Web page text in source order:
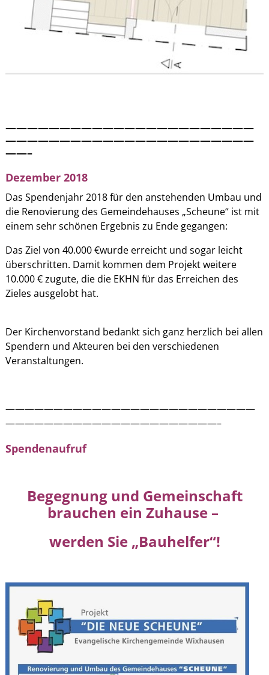
———————————————————————
———————————————————————
——–
Dezember 2018
Das Spendenjahr 2018 für den anstehenden Umbau und
die Renovierung des Gemeindehauses „Scheune“ ist mit
einem sehr schönen Ergebnis zu Ende gegangen:
Das Ziel von 40.000 €wurde erreicht und sogar leicht
überschritten. Damit kommen dem Projekt weitere
10.000 € zugute, die die EKHN für das Erreichen des
Zieles ausgelobt hat.
Der Kirchenvorstand bedankt sich ganz herzlich bei allen
Spendern und Akteuren bei den verschiedenen
Veranstaltungen.
——————————————————————————
——————————————————————–
Spendenaufruf
Begegnung und Gemeinschaft
brauchen ein Zuhause –
werden Sie „Bauhelfer“!